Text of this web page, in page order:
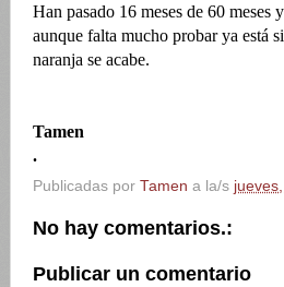
Han pasado 16 meses de 60 meses
aunque falta mucho probar ya está
naranja se acabe.
Tamen
.
Publicadas por Tamen a la/s
No hay comentarios.:
Publicar un comentario